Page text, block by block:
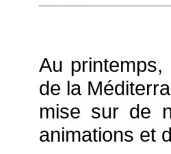
Au printemps,
de la
mise sur de
animations et